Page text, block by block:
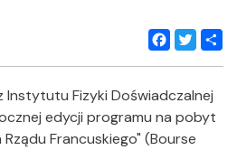
Facebook
Twitter
Instytutu Fizyki Doświadczalnej
edycji programu na pobyt
Francuskiego" (Bourse